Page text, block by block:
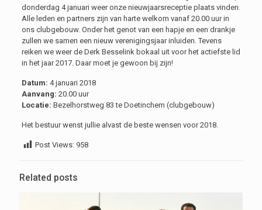
donderdag 4 januari weer onze nieuwjaarsreceptie plaats vinden.
Alle leden en partners zijn van harte welkom vanaf 20.00 uur in
ons clubgebouw. Onder het genot van een hapje en een drankje
zullen we samen een nieuw verenigingsjaar inluiden. Tevens
reiken we weer de Derk Besselink bokaal uit voor het actiefste lid
in het jaar 2017. Daar moet je gewoon bij zijn!
Datum: 4 januari 2018
Aanvang: 20.00 uur
Locatie: Bezelhorstweg 83 te Doetinchem (clubgebouw)
Het bestuur wenst jullie alvast de beste wensen voor 2018.
Post Views: 958
Related posts